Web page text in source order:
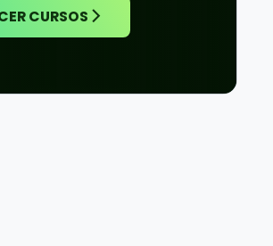
CURSOS